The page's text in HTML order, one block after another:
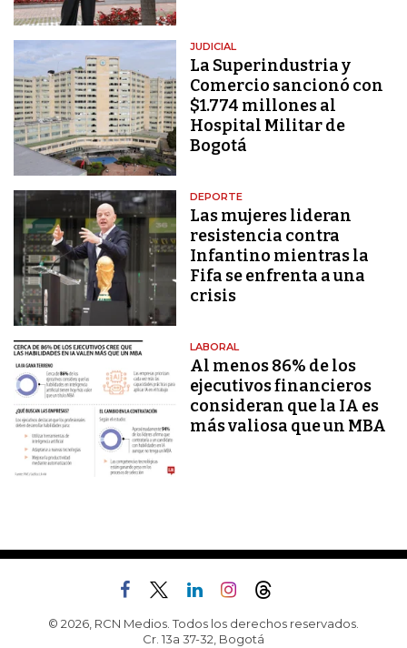
JUDICIAL
La Superindustria y
Comercio sancionó con
$1.774 millones al
Hospital Militar de
Bogotá
DEPORTE
Las mujeres lideran
resistencia contra
Infantino mientras la
Fifa se enfrenta a una
crisis
LABORAL
Al menos 86% de los
ejecutivos financieros
consideran que la IA es
más valiosa que un MBA
© 2026, RCN Medios. Todos los derechos reservados.
Cr. 13a 37-32, Bogotá